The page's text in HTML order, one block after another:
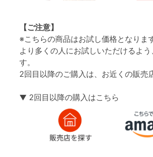
【ご注意】
※こちらの商品はお試し価格となります
より多くの人にお試しいただけるよう
す。
2回目以降のご購入は、お近くの販売
▼ 2回目以降の購入はこちら